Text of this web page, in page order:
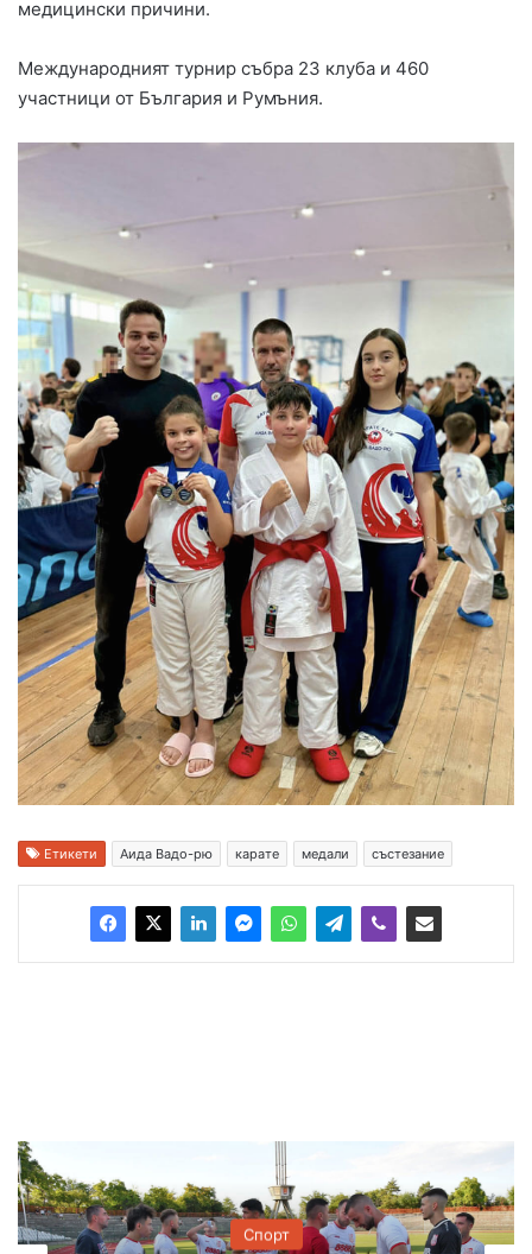
медицински причини.
Международният турнир събра 23 клуба и 460
участници от България и Румъния.
Етикети Аида Вадо-рю карате медали състезание
Спорт